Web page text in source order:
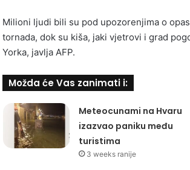
Milioni ljudi bili su pod upozorenjima o
tornada, dok su kiša, jaki vjetrovi i grad
Yorka, javlja AFP.
Možda će Vas zanimati i:
Meteocunami na Hvaru
izazvao paniku među
turistima
3 weeks ranije